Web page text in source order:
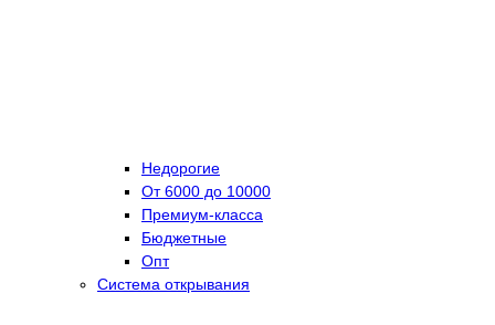
Недорогие
От 6000 до 10000
Премиум-класса
Бюджетные
Опт
Система открывания